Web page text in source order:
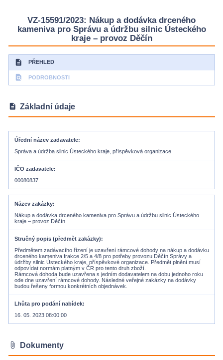
VZ-15591/2023: Nákup a dodávka drceného
kameniva pro Správu a údržbu silnic Ústeckého
kraje – provoz Děčín
description PŘEHLED
find_in_page PODROBNOSTI
description Základní údaje
Úřední název zadavatele
Správa a údržba silnic Ústeckého kraje, příspěvková organizace
IČO zadavatele
00080837
Název zakázky
Nákup a dodávka drceného kameniva pro Správu a údržbu silnic Ústeckého
kraje – provoz Děčín
Stručný popis (předmět zakázky)
Předmětem zadávacího řízení je uzavření rámcové dohody na nákup a dodávku
drceného kameniva frakce 2/5 a 4/8 pro potřeby provozu Děčín Správy a
údržby silnic Ústeckého kraje, příspěvkové organizace. Předmět plnění musí
odpovídat normám platným v ČR pro tento druh zboží.
Rámcová dohoda bude uzavřena s jedním dodavatelem na dobu jednoho roku
ode dne uzavření rámcové dohody. Následné veřejné zakázky na dodávky
budou řešeny formou konkrétních objednávek.
Lhůta pro podání nabídek
16. 05. 2023 08:00:00
attach_file Dokumenty